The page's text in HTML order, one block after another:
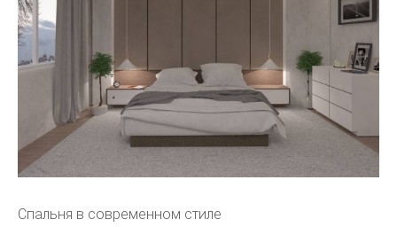
Спальня в современном стиле